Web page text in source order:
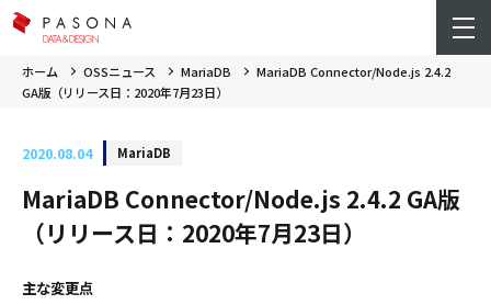
ホーム OSSニュース MariaDB
MariaDB Connector/Node.js 2.4.2
GA版（リリース日：2020年7月23日）
2020.08.04 MariaDB
MariaDB Connector/Node.js 2.4.2 GA版
（リリース日：2020年7月23日）
主な変更点